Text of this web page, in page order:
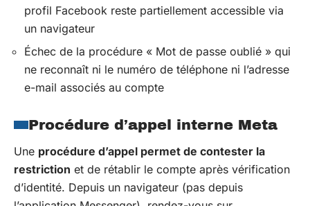
profil Facebook reste partiellement accessible via
un navigateur
Échec de la procédure « Mot de passe oublié » qui
ne reconnaît ni le numéro de téléphone ni l’adresse
e-mail associés au compte
Procédure d’appel interne Meta
Une procédure d’appel permet de contester la
restriction et de rétablir le compte après vérification
d’identité. Depuis un navigateur (pas depuis